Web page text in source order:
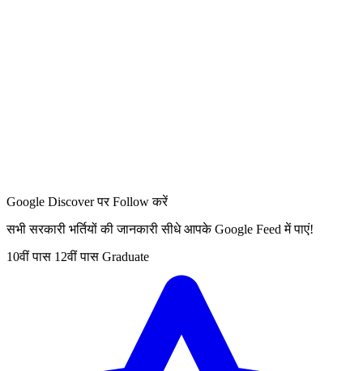
Google Discover पर Follow करें
सभी सरकारी भर्तियों की जानकारी सीधे आपके Google Feed में पाएं!
10वीं पास 12वीं पास Graduate